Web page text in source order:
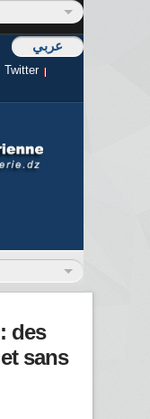
عربي
Twitter
des
sans